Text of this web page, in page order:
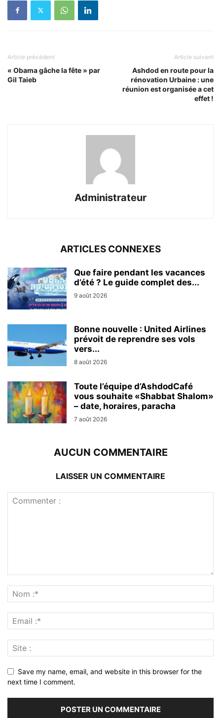
Article précédent
« Obama gâche la fête » par
Gil Taieb
Article suivant
Ashdod en route pour la
rénovation Urbaine : une
réunion est organisée a cet
effet !
Administrateur
ARTICLES CONNEXES
Que faire pendant les vacances
d’été ? Le guide complet des...
9 août 2026
Bonne nouvelle : United Airlines
prévoit de reprendre ses vols
vers...
8 août 2026
Toute l’équipe d’AshdodCafé
vous souhaite «Shabbat Shalom»
– date, horaires, paracha
7 août 2026
AUCUN COMMENTAIRE
LAISSER UN COMMENTAIRE
Save my name, email, and website in this browser for the
next time I comment.